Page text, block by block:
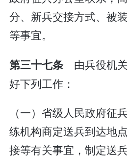
分、新兵交接方式、被
等事宜。
第三十七条 由兵役机
好下列工作：
（一）省级人民政府征
练机构商定送兵到达地
接等有关事宜，制定送